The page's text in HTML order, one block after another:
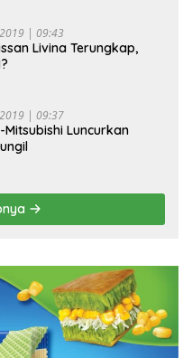
| 09:43
Livina Terungkap,
| 09:37
Mitsubishi Luncurkan